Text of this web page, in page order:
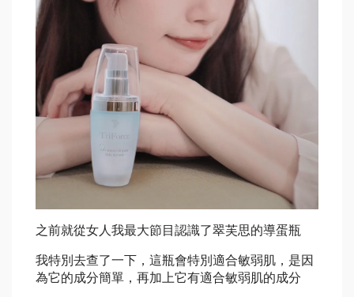
之前就從女人我最大節目認識了翠芙思的導蛋瓶
我特別去查了一下，這瓶會特別適合敏弱肌，是因
為它的成分簡單，再加上它有適合敏弱肌的成分